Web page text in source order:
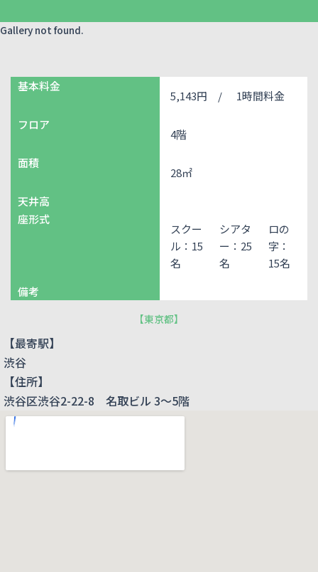
Gallery not found.
基本料金
5,143円 /
1時間料金
フロア
4階
面積
28㎡
天井高
座形式
スクー
ル：15
名
シアタ
ー：25
名
ロの
字：
15名
備考
【東京都】
【最寄駅】
渋谷
【住所】
渋谷区渋谷2-22-8 名取ビル 3～5階